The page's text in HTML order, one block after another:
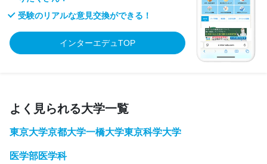
受験のリアルな意見交換ができる！
インターエデュTOP
よく見られる大学一覧
東京大学京都大学一橋大学東京科学大学
医学部医学科